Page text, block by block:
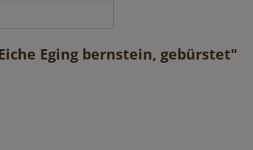
Eging bernstein, gebürstet"